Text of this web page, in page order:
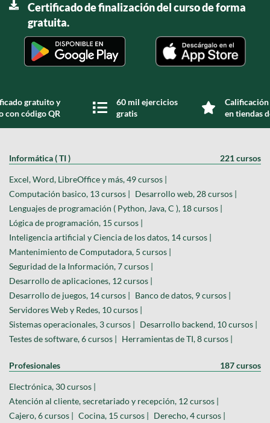
Certificado de finalización del curso de forma
gratuita.
gratuito y
con código QR
60 mil ejercicios
gratis
en tiendas
Informática ( TI ) 221 cursos
Excel, Word, LibreOffice y más, 49 cursos |
Computación basico, 13 cursos |
Desarrollo web, 28 cursos |
Lenguajes de programación ( Python, Java, C ), 18 cursos |
Lógica de programación, 15 cursos |
Inteligencia artificial y Ciencia de los datos, 14 cursos |
Mantenimiento de Computadora, 5 cursos |
Seguridad de la Información, 7 cursos |
Desarrollo de aplicaciones, 12 cursos |
Desarrollo de juegos, 14 cursos |
Banco de datos, 9 cursos |
Servidores Web y Redes, 10 cursos |
Sistemas operacionales, 3 cursos |
Desarrollo backend, 10 cursos |
Testes de software, 6 cursos |
Herramientas de TI, 8 cursos |
Profesionales 187 cursos
Electrónica, 30 cursos |
Atención al cliente, secretariado y recepción, 12 cursos |
Cajero, 6 cursos |
Cocina, 15 cursos |
Derecho, 4 cursos |